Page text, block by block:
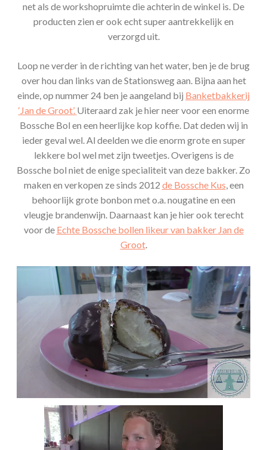
net als de workshopruimte die achterin de winkel is. De
producten zien er ook echt super aantrekkelijk en
verzorgd uit.
Loop ne verder in de richting van het water, ben je de brug
over hou dan links van de Stationsweg aan. Bijna aan het
einde, op nummer 24 ben je aangeland bij Banketbakkerij
‘Jan de Groot’. Uiteraard zak je hier neer voor een enorme
Bossche Bol en een heerlijke kop koffie. Dat deden wij in
ieder geval wel. Al deelden we die enorm grote en super
lekkere bol wel met zijn tweetjes. Overigens is de
Bossche bol niet de enige specialiteit van deze bakker. Zo
maken en verkopen ze sinds 2012 de Bossche Kus, een
behoorlijk grote bonbon met o.a. nougatine en een
vleugje brandenwijn. Daarnaast kan je hier ook terecht
voor de Echte Bossche bollen likeur van bakker Jan de
Groot.